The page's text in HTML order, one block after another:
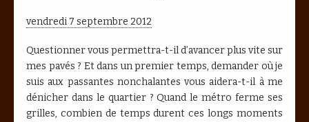
vendredi 7 septembre 2012
Questionner vous permettra-t-il d’avancer plus vite sur
mes pavés ? Et dans un premier temps, demander où je
suis aux passantes nonchalantes vous aidera-t-il à me
dénicher dans le quartier ? Quand le métro ferme ses
grilles, combien de temps durent ces longs moments